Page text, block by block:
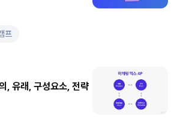
프
, 유래, 구성요소, 전략